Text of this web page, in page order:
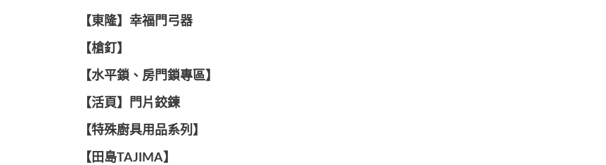
【東隆】幸福門弓器
【槍釘】
【水平鎖、房門鎖專區】
【活頁】門片鉸鍊
【特殊廚具用品系列】
【田島TAJIMA】